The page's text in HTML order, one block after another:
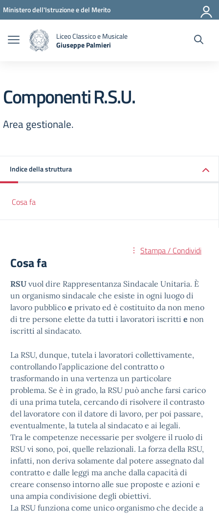
Vai ai contenuti
Vai al menu di navigazione
Vai al footer
Ministero dell'Istruzione e del Merito
Liceo Classico e Musicale
Giuseppe Palmieri
Componenti R.S.U.
Area gestionale.
Indice della struttura
Cosa fa
Stampa / Condividi
Cosa fa
RSU vuol dire Rappresentanza Sindacale Unitaria. È
un organismo sindacale che esiste in ogni luogo di
lavoro pubblico e privato ed è costituito da non meno
di tre persone elette da tutti i lavoratori iscritti e non
iscritti al sindacato.
La RSU, dunque, tutela i lavoratori collettivamente,
controllando l’applicazione del contratto o
trasformando in una vertenza un particolare
problema. Se è in grado, la RSU può anche farsi carico
di una prima tutela, cercando di risolvere il contrasto
del lavoratore con il datore di lavoro, per poi passare,
eventualmente, la tutela al sindacato e ai legali.
Tra le competenze necessarie per svolgere il ruolo di
RSU vi sono, poi, quelle relazionali. La forza della RSU,
infatti, non deriva solamente dal potere assegnato dal
contratto e dalle leggi ma anche dalla capacità di
creare consenso intorno alle sue proposte e azioni e
una ampia condivisione degli obiettivi.
La RSU funziona come unico organismo che decide a